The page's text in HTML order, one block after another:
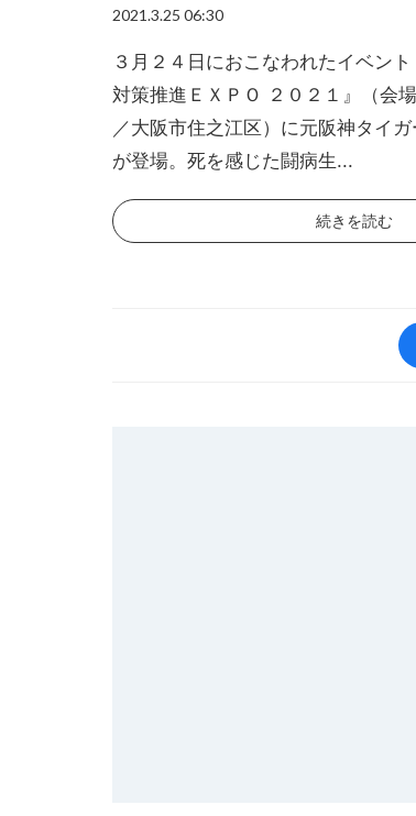
2021.3.25 06:30
３月２４日におこなわれたイベン
対策推進ＥＸＰＯ ２０２１』（会
／大阪市住之江区）に元阪神タイ
が登場。死を感じた闘病生...
続きを読む